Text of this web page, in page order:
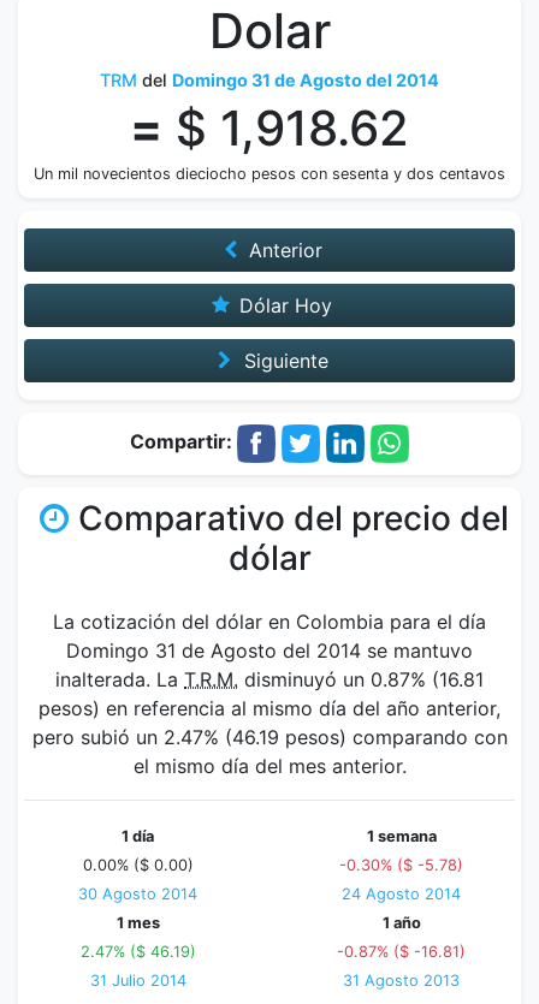
Dolar
TRM del Domingo 31 de Agosto del 2014
= $ 1,918.62
Un mil novecientos dieciocho pesos con sesenta y dos centavos
Anterior
Dólar Hoy
Siguiente
Compartir:
Comparativo del precio del
dólar
La cotización del dólar en Colombia para el día
Domingo 31 de Agosto del 2014 se mantuvo
inalterada. La T.R.M. disminuyó un 0.87% (16.81
pesos) en referencia al mismo día del año anterior,
pero subió un 2.47% (46.19 pesos) comparando con
el mismo día del mes anterior.
1 día
0.00% ($ 0.00)
30 Agosto 2014
1 semana
-0.30% ($ -5.78)
24 Agosto 2014
1 mes
2.47% ($ 46.19)
31 Julio 2014
1 año
-0.87% ($ -16.81)
31 Agosto 2013